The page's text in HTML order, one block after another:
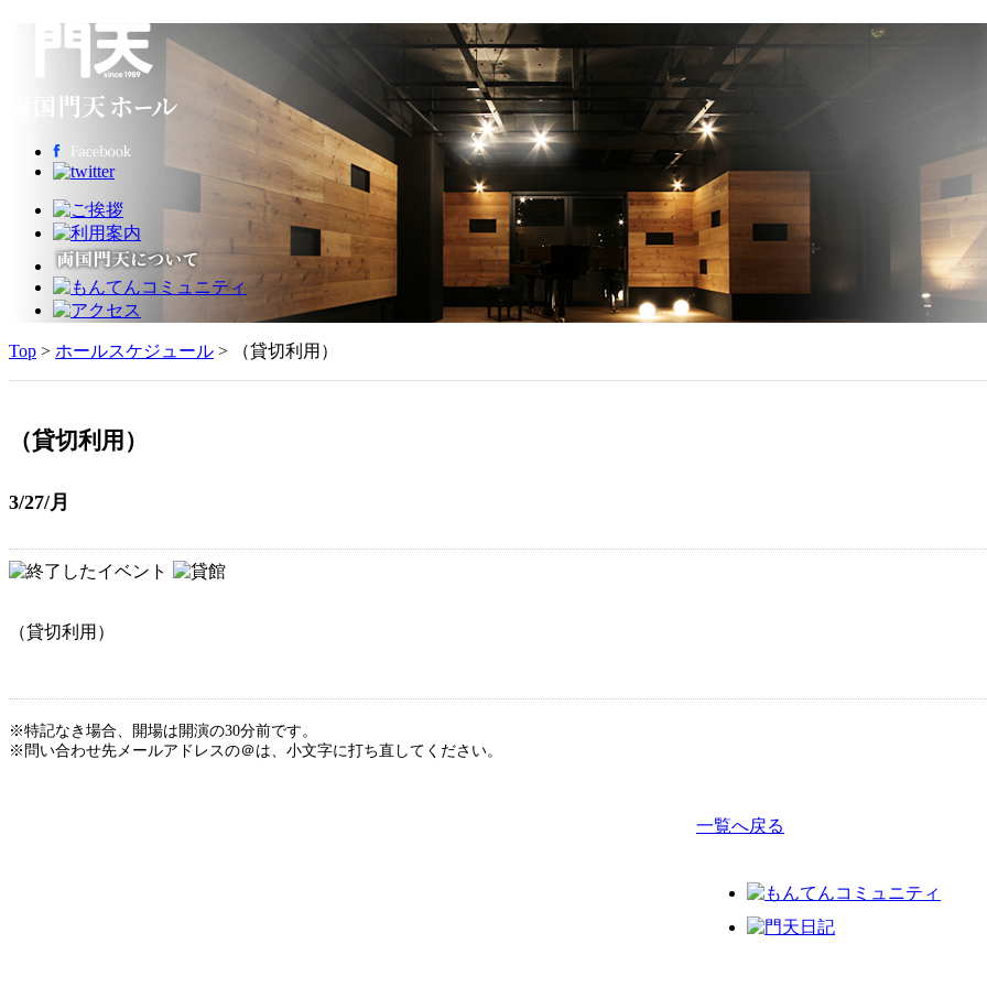
Top > ホールスケジュール > （貸切利用）
（貸切利用）
3/27/月
（貸切利用）
※特記なき場合、開場は開演の30分前です。
※問い合わせ先メールアドレスの＠は、小文字に打ち直してください。
一覧へ戻る